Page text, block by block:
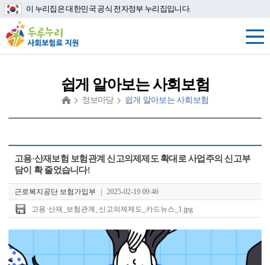
이 누리집은 대한민국 공식 전자정부 누리집입니다.
쉽게 알아보는 사회보험
정보마당 쉽게 알아보는 사회보험
고용·산재보험 보험관계 신고의제제도 확대로 사업주의 신고부
담이 확 줄었습니다!
근로복지공단 보험가입부 2025-02-19 09:46
고용·산재_보험관계_신고의제제도_카드뉴스_1.jpg